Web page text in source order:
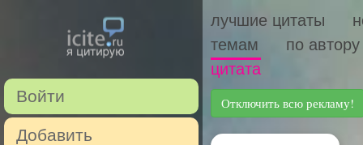
Войти
Добавить
лучшие цитаты
темам
по автору
цитата
Отключить всю рекламу!